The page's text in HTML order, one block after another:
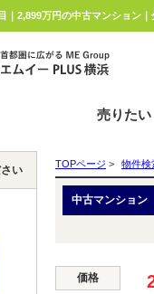
売りたい
TOPページ > 物件検
中古マンション
価格
い